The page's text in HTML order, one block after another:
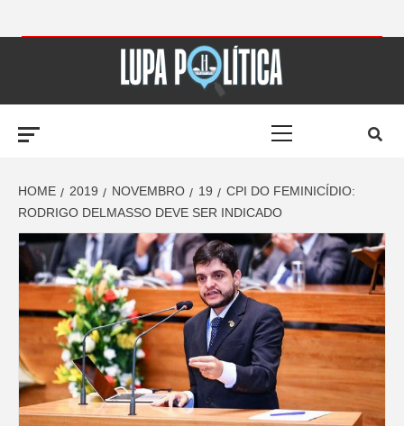
LUPA
POLÍTICA –
AMPLIANDO A
NOTÍCIA
HOME 2019 NOVEMBRO 19
CPI DO FEMINICÍDIO:
RODRIGO DELMASSO DEVE SER INDICADO